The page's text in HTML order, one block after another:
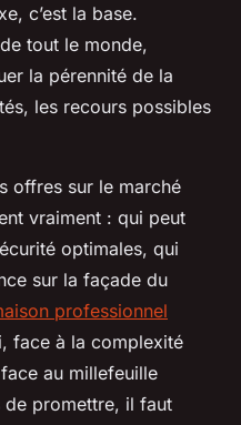
c’est la base.
tout le monde,
la pérennité de la
les recours possibles
offres sur le marché
vraiment : qui peut
optimales, qui
sur la façade du
professionnel
face à la complexité
au millefeuille
de promettre, il faut